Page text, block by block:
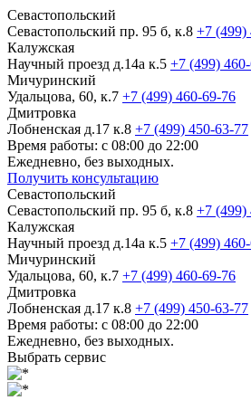
Севастопольский
Севастопольский пр. 95 б, к.8 +7 (499)
Калужская
Научный проезд д.14а к.5 +7 (499)
Мичуринский
Удальцова, 60, к.7 +7 (499) 460-69-76
Дмитровка
Лобненская д.17 к.8 +7 (499) 450-63-77
Время работы: с 08:00 до 22:00
Ежедневно, без выходных.
Получить консультацию
Севастопольский
Севастопольский пр. 95 б, к.8 +7 (499)
Калужская
Научный проезд д.14а к.5 +7 (499)
Мичуринский
Удальцова, 60, к.7 +7 (499) 460-69-76
Дмитровка
Лобненская д.17 к.8 +7 (499) 450-63-77
Время работы: с 08:00 до 22:00
Ежедневно, без выходных.
Выбрать сервис